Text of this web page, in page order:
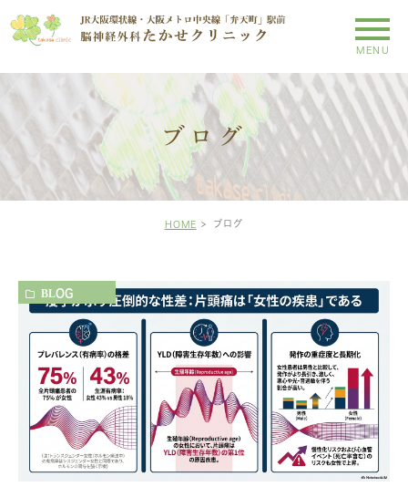
ブログ
HOME ブログ
BLOG